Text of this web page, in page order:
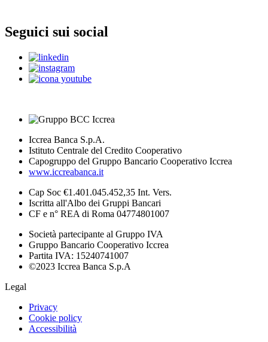
Seguici sui social
Iccrea Banca S.p.A.
Istituto Centrale del Credito Cooperativo
Capogruppo del Gruppo Bancario Cooperativo Iccrea
www.iccreabanca.it
Cap Soc €1.401.045.452,35 Int. Vers.
Iscritta all'Albo dei Gruppi Bancari
CF e n° REA di Roma 04774801007
Società partecipante al Gruppo IVA
Gruppo Bancario Cooperativo Iccrea
Partita IVA: 15240741007
©2023 Iccrea Banca S.p.A
Legal
Privacy
Cookie policy
Accessibilità